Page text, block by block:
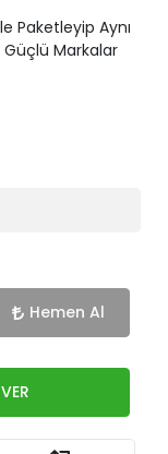
Paketleyip Aynı
Güçlü Markalar
Hemen Al